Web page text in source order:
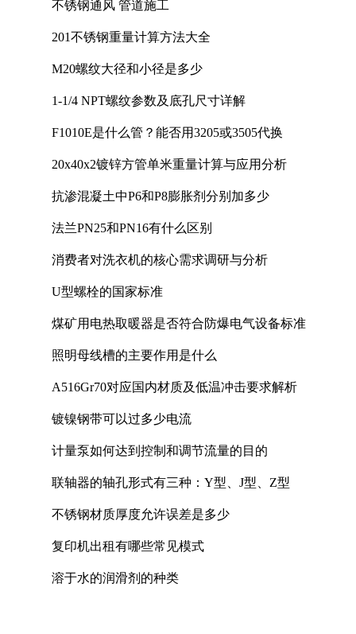
不锈钢通风 管道施工
201不锈钢重量计算方法大全
M20螺纹大径和小径是多少
1-1/4 NPT螺纹参数及底孔尺寸详解
F1010E是什么管？能否用3205或3505代换
20x40x2镀锌方管单米重量计算与应用分析
抗渗混凝土中P6和P8膨胀剂分别加多少
法兰PN25和PN16有什么区别
消费者对洗衣机的核心需求调研与分析
U型螺栓的国家标准
煤矿用电热取暖器是否符合防爆电气设备标准
照明母线槽的主要作用是什么
A516Gr70对应国内材质及低温冲击要求解析
镀镍钢带可以过多少电流
计量泵如何达到控制和调节流量的目的
联轴器的轴孔形式有三种：Y型、J型、Z型
不锈钢材质厚度允许误差是多少
复印机出租有哪些常见模式
溶于水的润滑剂的种类